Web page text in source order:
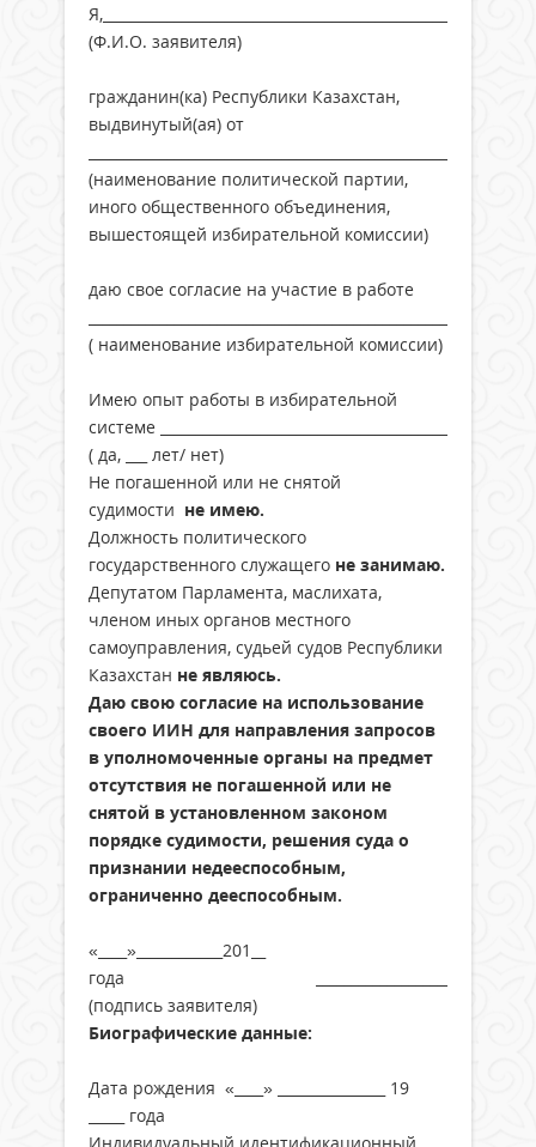
(Ф.И.О. заявителя)
гражданин(ка) Республики Казахстан,
выдвинутый(ая) от
(наименование политической партии,
иного общественного объединения,
вышестоящей избирательной комиссии)
даю свое согласие на участие в работе
( наименование избирательной комиссии)
Имею опыт работы в избирательной
системе ________________________________________
( да, ___ лет/ нет)
Не погашенной или не снятой
судимости не имею.
Должность политического
государственного служащего не занимаю.
Депутатом Парламента, маслихата,
членом иных органов местного
самоуправления, судьей судов Республики
Казахстан не являюсь.
Даю свою согласие на использование
своего ИИН для направления запросов
в уполномоченные органы на предмет
отсутствия не погашенной или не
снятой в установленном законом
порядке судимости, решения суда о
признании недееспособным,
ограниченно дееспособным.
«____»____________201__
года _________________________
(подпись заявителя)
Биографические данные:
Дата рождения «____» _______________ 19
_____ года
Индивидуальный идентификационный